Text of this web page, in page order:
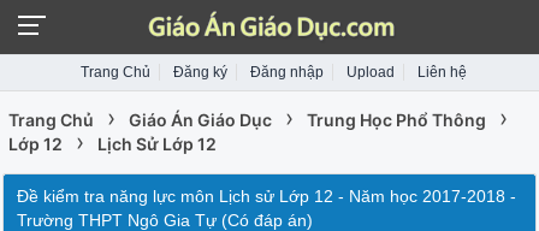
Trang Chủ Đăng ký Đăng nhập Upload Liên hệ
Trang Chủ › Giáo Án Giáo Dục › Trung Học Phổ Thông ›
Lớp 12 › Lịch Sử Lớp 12
Đề kiểm tra năng lực môn Lịch sử Lớp 12 - Năm học 2017-2018 -
Trường THPT Ngô Gia Tự (Có đáp án)